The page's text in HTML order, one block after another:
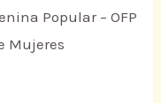
Popular – OFP
Mujeres